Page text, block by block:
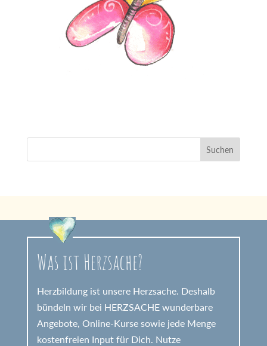
Was ist Herzsache?
Herzbildung ist unsere Herzsache. Deshalb
bündeln wir bei HERZSACHE wunderbare
Angebote, Online-Kurse sowie jede Menge
kostenfreien Input für Dich. Nutze